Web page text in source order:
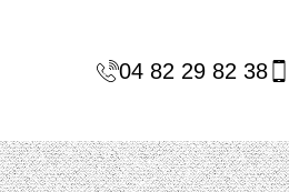
04 82 29 82 38